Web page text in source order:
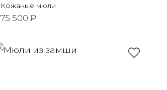
Кожаные мюли
75 500 ₽